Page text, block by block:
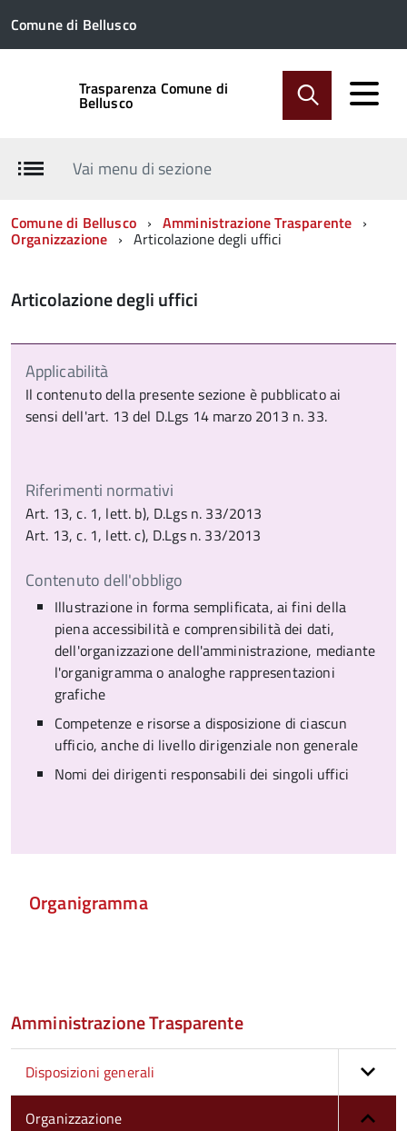
Comune di Bellusco
Trasparenza Comune di
Bellusco
Vai menu di sezione
Comune di Bellusco Amministrazione Trasparente
Organizzazione Articolazione degli uffici
Articolazione degli uffici
Applicabilità
Il contenuto della presente sezione è pubblicato ai
sensi dell'art. 13 del D.Lgs 14 marzo 2013 n. 33.
Riferimenti normativi
Art. 13, c. 1, lett. b), D.Lgs n. 33/2013
Art. 13, c. 1, lett. c), D.Lgs n. 33/2013
Contenuto dell'obbligo
Illustrazione in forma semplificata, ai fini della
piena accessibilità e comprensibilità dei dati,
dell'organizzazione dell'amministrazione, mediante
l'organigramma o analoghe rappresentazioni
grafiche
Competenze e risorse a disposizione di ciascun
ufficio, anche di livello dirigenziale non generale
Nomi dei dirigenti responsabili dei singoli uffici
Organigramma
Amministrazione Trasparente
Disposizioni generali
Organizzazione